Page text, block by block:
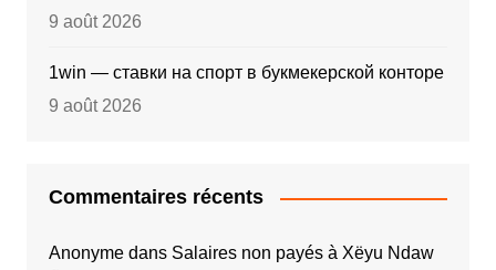
9 août 2026
1win — ставки на спорт в букмекерской конторе
9 août 2026
Commentaires récents
Anonymedans Salaires non payés à Xëyu Ndaw